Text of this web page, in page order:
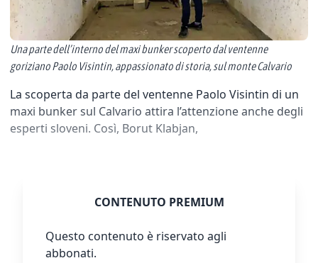
Una parte dell’interno del maxi bunker scoperto dal ventenne
goriziano Paolo Visintin, appassionato di storia, sul monte Calvario
La scoperta da parte del ventenne Paolo Visintin di un
maxi bunker sul Calvario attira l’attenzione anche degli
esperti sloveni. Così, Borut Klabjan,
CONTENUTO PREMIUM
Questo contenuto è riservato agli
abbonati.